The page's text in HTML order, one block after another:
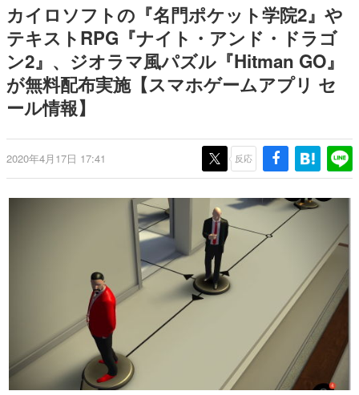
きます。
赫本
この物語を解いてはいけない。『赫本』は、〈試験問題〉
の形をした短編ホラー小説集です。
ゲーム世代の作家たち
ゲームに多大な影響を受けた作家さんに取材し、ゲームが
日本モバイルゲーム産業史
日本のモバイルゲーム史における主要なトピック・タイト
ルを網羅するほか、開発者へのインタビューや識者による
解説を掲載。約20年の歴史が一望できる決定版！
若ゲのいたり〜ゲームクリエイターの青春〜
『うつヌケ』『ペンと箸』等で知られるマンガ家・田中圭
一先生によるゲーム業界レポートマンガです。
なんでゲームは面白い？
ゲーム開発者・hamatsu氏がゲームの魅力を画面や操作の
具体的な形から解き明かしていく、硬派で骨太な評論連載
「FUTURISTIC BOX」の計3商
品
カイロソフトの『名門ポケット学院2』や
テキストRPG『ナイト・アンド・ドラゴ
ン2』、ジオラマ風パズル『Hitman GO』
が無料配布実施【スマホゲームアプリ セ
ール情報】
2020年4月17日 17:41 反応